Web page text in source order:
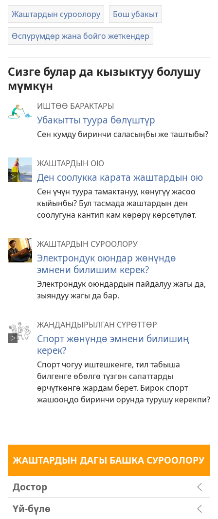
Жаштардын суроолору Бош убакыт
Өспүрүмдөр жана бойго жеткендер
Сизге булар да кызыктуу болушу
мүмкүн
ИШТӨӨ БАРАКТАРЫ
Убакытты туура бөлүштүр
Сен кумду биринчи саласыңбы же таштыбы?
ЖАШТАРДЫН ОЮ
Ден соолукка карата жаштардын ою
Сен үчүн туура тамактануу, көнүгүү жасоо
кыйынбы? Бул тасмада жаштардын ден
соолугуна кантип кам көрөрү көрсөтүлөт.
ЖАШТАРДЫН СУРООЛОРУ
Электрондук оюндар жөнүндө
эмнени билишим керек?
Электрондук оюндардын пайдалуу жагы да,
зыяндуу жагы да бар.
ЖАНДАНДЫРЫЛГАН СҮРӨТТӨР
Спорт жөнүндө эмнени билишиң
керек?
Спорт чогуу иштешкенге, тил табыша
билгенге өбөлгө түзгөн сапаттарды
өрчүткөнгө жардам берет. Бирок спорт
жашооңдо биринчи орунда турушу керекпи?
ЖАШТАРДЫН ДАГЫ БАШКА СУРООЛОРУ
Достор
Үй-бүлө